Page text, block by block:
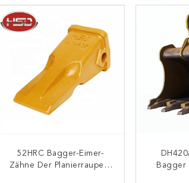
KONTAKT
52HRC Bagger-Eimer-
Zähne Der Planierraupen-
Bagger